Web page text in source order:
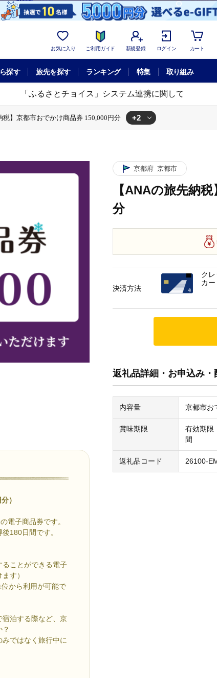
お気に入り ご利用ガイド 新規登録 ログイン カート
探す 旅先を探す ランキング 特集 取り組み
「ふるさとチョイス」システム連携に関して
税】京都市おでかけ商品券 150,000円分 +2
）
電子商品券です。
180日間です。
ことができる電子
す）
から利用が可能で
泊する際など、京
ではなく旅行中に
京都府 京都市
【ANAの旅先納
分
返礼品詳細・お申込み・
内容量 京都市お
賞味期限
有効期限
間
返礼品コード 26100-
決済方法
ク
カー